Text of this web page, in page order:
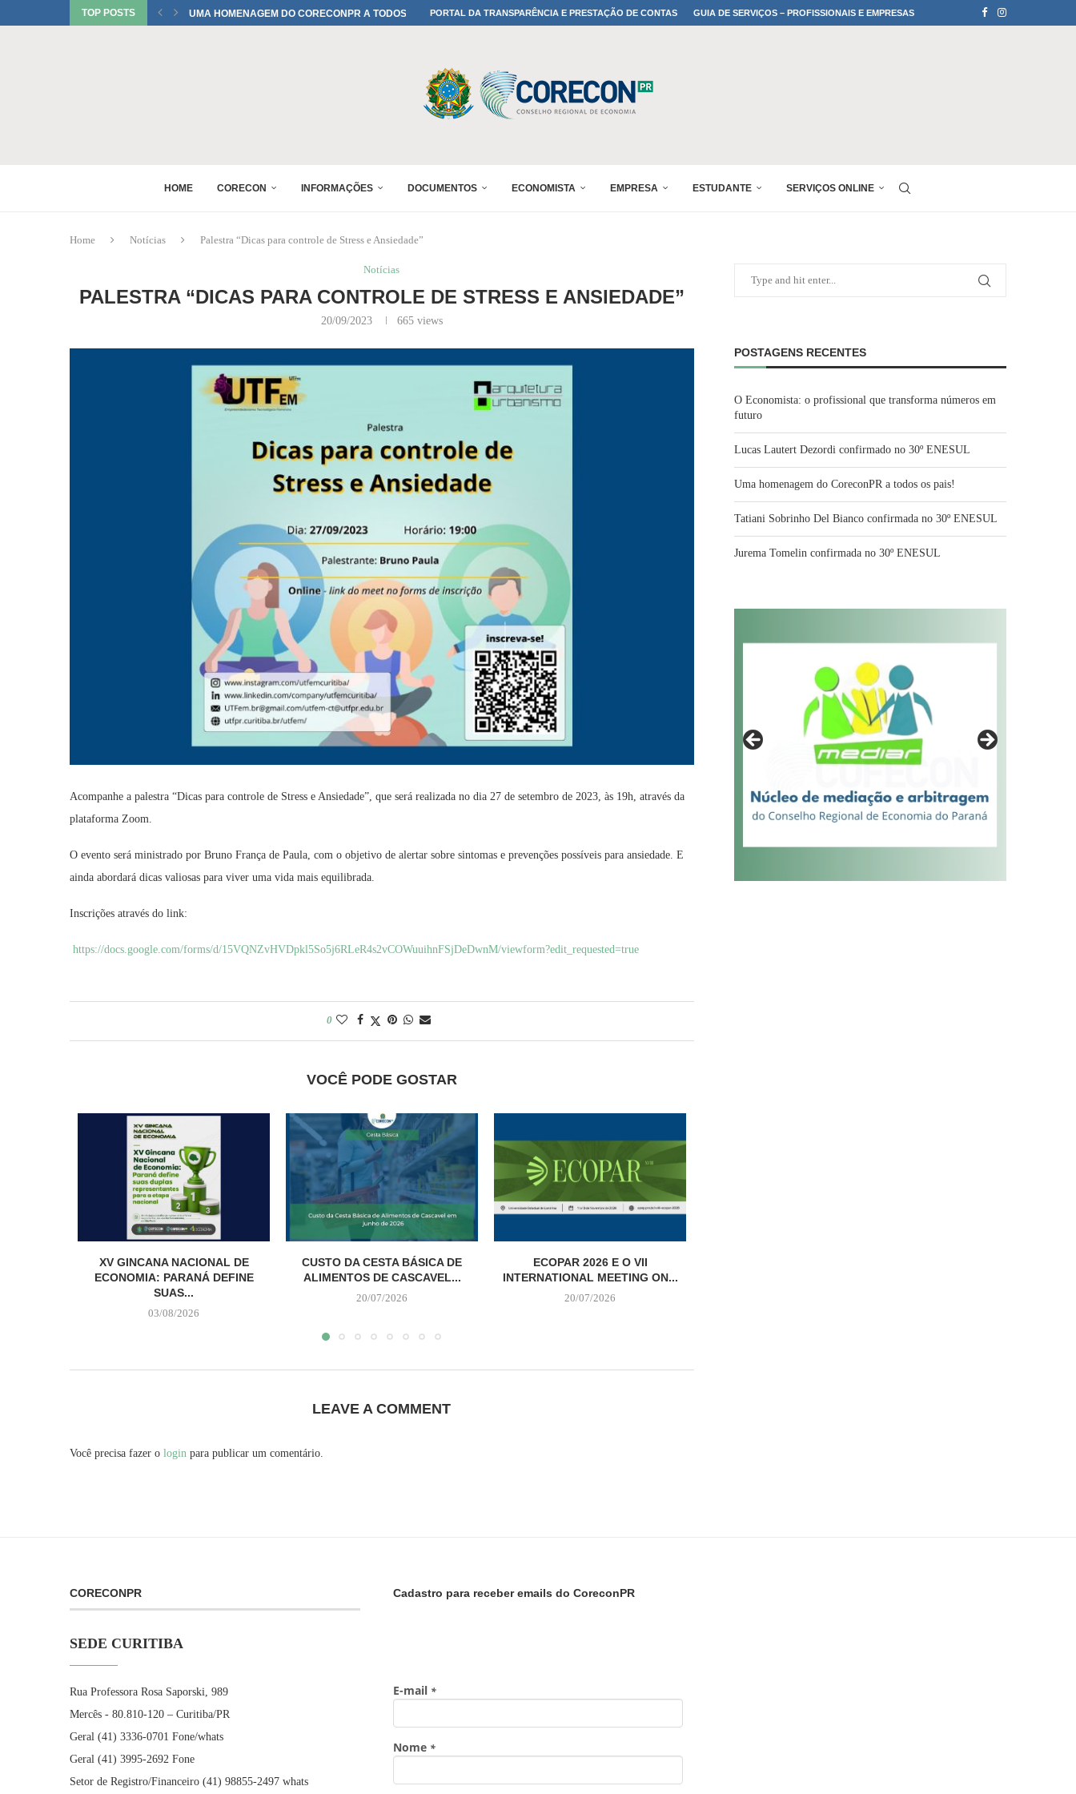
TOP POSTS UMA HOMENAGEM DO CORECONPR A TODOS OS PAIS!PORTAL DA TRANSPARÊNCIA E PRESTAÇÃO DE CONTAS GUIA DE SERVIÇOS – PROFISSIONAIS E EMPRESAS
HOME CORECON INFORMAÇÕES DOCUMENTOS ECONOMISTA EMPRESA ESTUDANTE SERVIÇOS ONLINE
Home Notícias Palestra “Dicas para controle de Stress e Ansiedade”
Notícias
PALESTRA “DICAS PARA CONTROLE DE STRESS E ANSIEDADE”
20/09/2023 665views
Acompanhe a palestra “Dicas para controle de Stress e Ansiedade”, que será realizada no dia 27 de setembro de 2023, às 19h, através da
plataforma Zoom.
O evento será ministrado por Bruno França de Paula, com o objetivo de alertar sobre sintomas e prevenções possíveis para ansiedade. E
ainda abordará dicas valiosas para viver uma vida mais equilibrada.
Inscrições através do link:
https://docs.google.com/forms/d/15VQNZvHVDpkl5So5j6RLeR4s2vCOWuuihnFSjDeDwnM/viewform?edit_requested=true
0
VOCÊ PODE GOSTAR
XV GINCANA NACIONAL DE
ECONOMIA: PARANÁ DEFINE
SUAS...
03/08/2026
CUSTO DA CESTA BÁSICA DE
ALIMENTOS DE CASCAVEL...
20/07/2026
ECOPAR 2026 E O VII
INTERNATIONAL MEETING ON...
20/07/2026
LEAVE A COMMENT
Você precisa fazer o login para publicar um comentário.
POSTAGENS RECENTES
O Economista: o profissional que transforma números em
futuro
Lucas Lautert Dezordi confirmado no 30º ENESUL
Uma homenagem do CoreconPR a todos os pais!
Tatiani Sobrinho Del Bianco confirmada no 30º ENESUL
Jurema Tomelin confirmada no 30º ENESUL
CORECONPR
SEDE CURITIBA
Rua Professora Rosa Saporski, 989
Mercês - 80.810-120 – Curitiba/PR
Geral (41) 3336-0701 Fone/whats
Geral (41) 3995-2692 Fone
Setor de Registro/Financeiro (41) 98855-2497 whats
Cadastro para receber emails do CoreconPR